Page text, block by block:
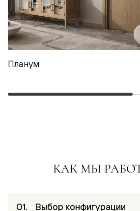
Планум
КАК МЫ
Выбор конфигурации